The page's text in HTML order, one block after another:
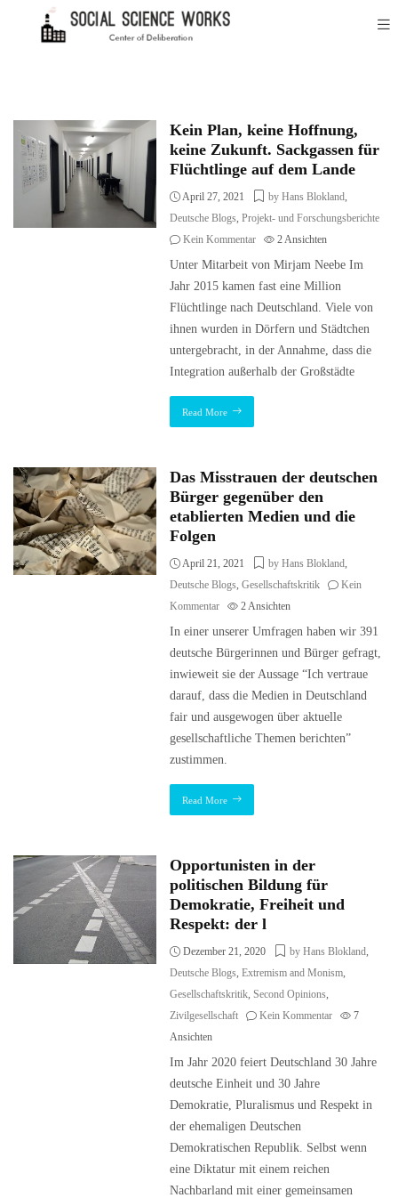
Kein Plan, keine Hoffnung,
keine Zukunft. Sackgassen für
Flüchtlinge auf dem Lande
April 27, 2021 by Hans Blokland,
Deutsche Blogs,Projekt- und Forschungsberichte
Kein Kommentar
2Ansichten
Unter Mitarbeit von Mirjam Neebe Im
Jahr 2015 kamen fast eine Million
Flüchtlinge nach Deutschland. Viele von
ihnen wurden in Dörfern und Städtchen
untergebracht, in der Annahme, dass die
Integration außerhalb der Großstädte
Read More
Das Misstrauen der deutschen
Bürger gegenüber den
etablierten Medien und die
Folgen
April 21, 2021 by Hans Blokland,
Deutsche Blogs,Gesellschaftskritik
Kein
Kommentar
2Ansichten
In einer unserer Umfragen haben wir 391
deutsche Bürgerinnen und Bürger gefragt,
inwieweit sie der Aussage “Ich vertraue
darauf, dass die Medien in Deutschland
fair und ausgewogen über aktuelle
gesellschaftliche Themen berichten”
zustimmen.
Read More
Opportunisten in der
politischen Bildung für
Demokratie, Freiheit und
Respekt: der l
Dezember 21, 2020 by Hans Blokland,
Deutsche Blogs,Extremism and Monism,
Gesellschaftskritik,Second Opinions,
Zivilgesellschaft
Kein Kommentar
7
Ansichten
Im Jahr 2020 feiert Deutschland 30 Jahre
deutsche Einheit und 30 Jahre
Demokratie, Pluralismus und Respekt in
der ehemaligen Deutschen
Demokratischen Republik. Selbst wenn
eine Diktatur mit einem reichen
Nachbarland mit einer gemeinsamen